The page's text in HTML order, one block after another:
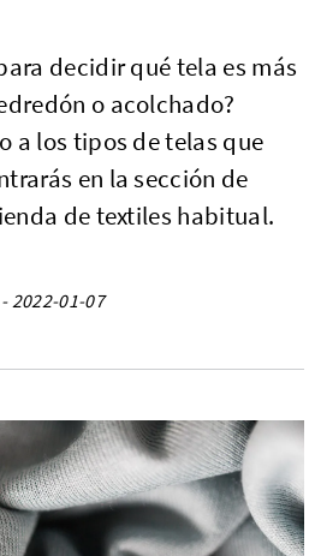
decidir qué tela es más
o acolchado?
a los tipos de telas que
en la sección de
de textiles habitual.
2022-01-07